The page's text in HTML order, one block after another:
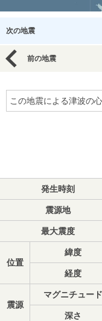
次の地震
前の地震
この地震による津波の
発生時刻
震源地
最大震度
位置
緯度
経度
震源
マグニチュード
深さ